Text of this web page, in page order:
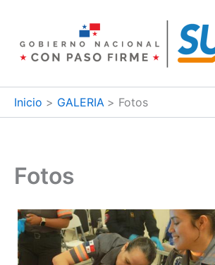
contenido
Inicio GALERIA Fotos
Fotos